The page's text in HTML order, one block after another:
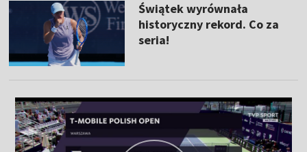
Świątek wyrównała
historyczny rekord. Co za
seria!